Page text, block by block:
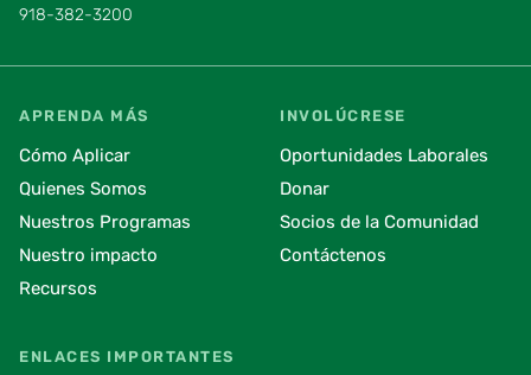
918-382-3200
ENLACES IMPORTANTES
APRENDA MÁS
Cómo Aplicar
Quienes Somos
Nuestros Programas
Nuestro impacto
Recursos
INVOLÚCRESE
Oportunidades Laborales
Donar
Socios de la Comunidad
Contáctenos